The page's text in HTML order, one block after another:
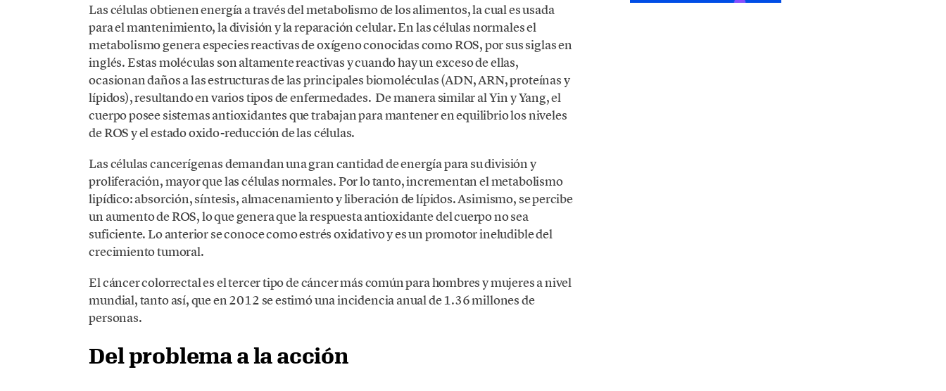
Las células obtienen energía a través del metabolismo de los alimentos, la cual es usada
para el mantenimiento, la división y la reparación celular. En las células normales el
metabolismo genera especies reactivas de oxígeno conocidas como ROS, por sus siglas en
inglés. Estas moléculas son altamente reactivas y cuando hay un exceso de ellas,
ocasionan daños a las estructuras de las principales biomoléculas (ADN, ARN, proteínas y
lípidos), resultando en varios tipos de enfermedades. De manera similar al Yin y Yang, el
cuerpo posee sistemas antioxidantes que trabajan para mantener en equilibrio los niveles
de ROS y el estado oxido-reducción de las células.
Las células cancerígenas demandan una gran cantidad de energía para su división y
proliferación, mayor que las células normales. Por lo tanto, incrementan el metabolismo
lipídico: absorción, síntesis, almacenamiento y liberación de lípidos. Asimismo, se percibe
un aumento de ROS, lo que genera que la respuesta antioxidante del cuerpo no sea
suficiente. Lo anterior se conoce como estrés oxidativo y es un promotor ineludible del
crecimiento tumoral.
El cáncer colorrectal es el tercer tipo de cáncer más común para hombres y mujeres a nivel
mundial, tanto así, que en 2012 se estimó una incidencia anual de 1.36 millones de
personas.
Del problema a la acción